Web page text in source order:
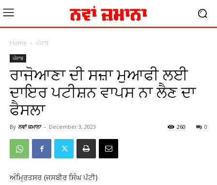
Home ਪੰਜਾਬ
ਪੰਜਾਬ
ਰਾਜੋਆਣਾ ਦੀ ਸਜ਼ਾ ਮੁਆਫੀ ਲਈ
ਦਾਇਰ ਪਟੀਸ਼ਨ ਵਾਪਸ ਨਾ ਲੈਣ ਦਾ
ਫੈਸਲਾ
By ਨਵਾਂ ਜ਼ਮਾਨਾ - December 3, 2023 0
260
ਅੰਮਿ੍ਰਤਸਰ (ਜਸਬੀਰ ਸਿੰਘ ਪੱਟੀ)